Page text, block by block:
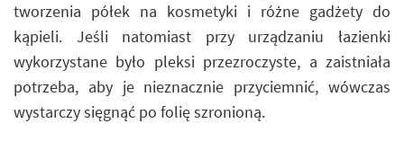
tworzenia półek na kosmetyki i różne gadżety do
kąpieli. Jeśli natomiast przy urządzaniu łazienki
wykorzystane było pleksi przezroczyste, a zaistniała
potrzeba, aby je nieznacznie przyciemnić, wówczas
wystarczy sięgnąć po folię szronioną.